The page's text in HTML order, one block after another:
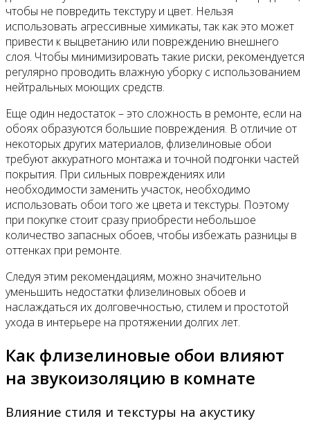
чтобы не повредить текстуру и цвет. Нельзя
использовать агрессивные химикаты, так как это может
привести к выцветанию или повреждению внешнего
слоя. Чтобы минимизировать такие риски, рекомендуется
регулярно проводить влажную уборку с использованием
нейтральных моющих средств.
Еще один недостаток – это сложность в ремонте, если на
обоях образуются большие повреждения. В отличие от
некоторых других материалов, флизелиновые обои
требуют аккуратного монтажа и точной подгонки частей
покрытия. При сильных повреждениях или
необходимости заменить участок, необходимо
использовать обои того же цвета и текстуры. Поэтому
при покупке стоит сразу приобрести небольшое
количество запасных обоев, чтобы избежать разницы в
оттенках при ремонте.
Следуя этим рекомендациям, можно значительно
уменьшить недостатки флизелиновых обоев и
наслаждаться их долговечностью, стилем и простотой
ухода в интерьере на протяжении долгих лет.
Как флизелиновые обои влияют
на звукоизоляцию в комнате
Влияние стиля и текстуры на акустику